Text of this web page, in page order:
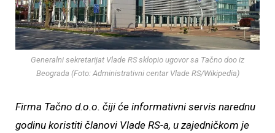
Generalni sekretarijat Vlade RS sklopio ugovor sa Tačno doo iz
Beograda (Foto: Administrativni centar Vlade RS/Wikipedia)
Firma Tačno d.o.o. čiji će informativni servis narednu
godinu koristiti članovi Vlade RS-a, u zajedničkom je